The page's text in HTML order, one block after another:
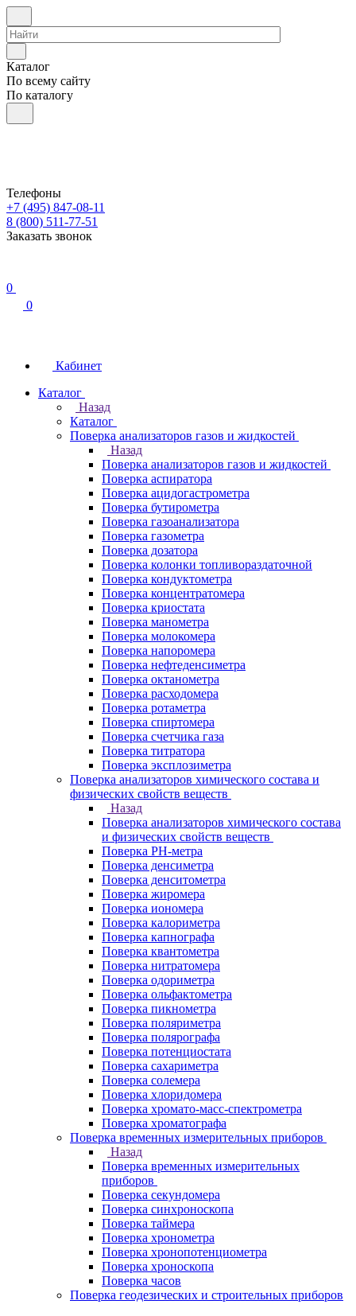
Каталог
По всему сайту
По каталогу
Телефоны
+7 (495) 847-08-11
8 (800) 511-77-51
Заказать звонок
0
0
Кабинет
Каталог
Назад
Каталог
Поверка анализаторов газов и жидкостей
Назад
Поверка анализаторов газов и жидкостей
Поверка аспиратора
Поверка ацидогастрометра
Поверка бутирометра
Поверка газоанализатора
Поверка газометра
Поверка дозатора
Поверка колонки топливораздаточной
Поверка кондуктометра
Поверка концентратомера
Поверка криостата
Поверка манометра
Поверка молокомера
Поверка напоромера
Поверка нефтеденсиметра
Поверка октанометра
Поверка расходомера
Поверка ротаметра
Поверка спиртомера
Поверка счетчика газа
Поверка титратора
Поверка эксплозиметра
Поверка анализаторов химического состава и
физических свойств веществ
Назад
Поверка анализаторов химического состава
и физических свойств веществ
Поверка PH-метра
Поверка денсиметра
Поверка денситометра
Поверка жиромера
Поверка иономера
Поверка калориметра
Поверка капнографа
Поверка квантометра
Поверка нитратомера
Поверка одориметра
Поверка ольфактометра
Поверка пикнометра
Поверка поляриметра
Поверка полярографа
Поверка потенциостата
Поверка сахариметра
Поверка солемера
Поверка хлоридомера
Поверка хромато-масс-спектрометра
Поверка хроматографа
Поверка временных измерительных приборов
Назад
Поверка временных измерительных
приборов
Поверка секундомера
Поверка синхроноскопа
Поверка таймера
Поверка хронометра
Поверка хронопотенциометра
Поверка хроноскопа
Поверка часов
Поверка геодезических и строительных приборов